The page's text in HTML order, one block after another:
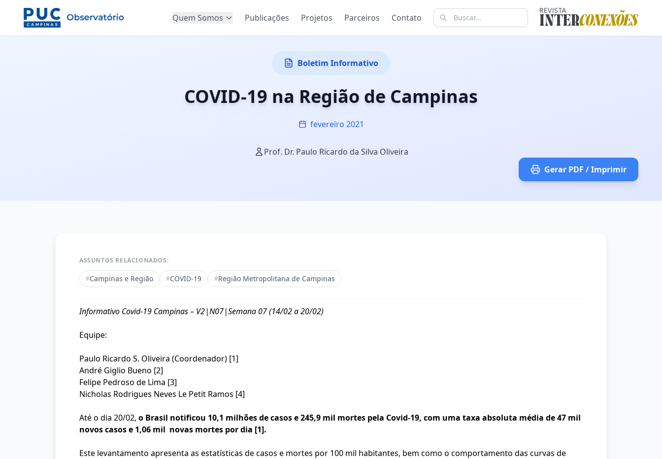
Quem Somos Publicações Projetos Parceiros Contato
Boletim Informativo
COVID-19 na Região de Campinas
fevereiro 2021
Prof. Dr. Paulo Ricardo da Silva Oliveira
Gerar PDF / Imprimir
ASSUNTOS RELACIONADOS:
#Campinas e Região #COVID-19 #Região Metropolitana de Campinas
Informativo Covid-19 Campinas– V2|N07|Semana 07 (14/02 a 20/02)
Equipe:
Paulo Ricardo S. Oliveira (Coordenador) [1]
André Giglio Bueno [2]
Felipe Pedroso de Lima [3]
Nicholas Rodrigues Neves Le Petit Ramos [4]
Até o dia 20/02, o Brasil notificou 10,1 milhões de casos e 245,9 mil mortes pela Covid-19, com uma taxa absoluta média de 47 mil
novos casos e 1,06 mil novas mortes por dia [1].
Este levantamento apresenta as estatísticas de casos e mortes por 100 mil habitantes, bem como o comportamento das curvas de